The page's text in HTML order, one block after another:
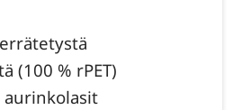
(100 % rPET)